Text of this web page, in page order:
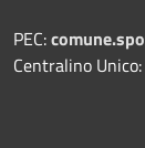
PEC:
Centralino